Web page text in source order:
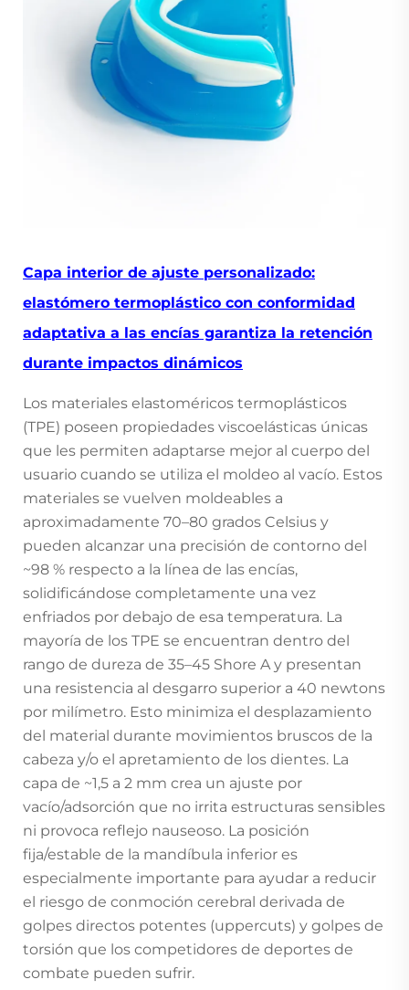
Capa interior de ajuste personalizado:
elastómero termoplástico con conformidad
adaptativa a las encías garantiza la retención
durante impactos dinámicos
Los materiales elastoméricos termoplásticos
(TPE) poseen propiedades viscoelásticas únicas
que les permiten adaptarse mejor al cuerpo del
usuario cuando se utiliza el moldeo al vacío. Estos
materiales se vuelven moldeables a
aproximadamente 70–80 grados Celsius y
pueden alcanzar una precisión de contorno del
~98 % respecto a la línea de las encías,
solidificándose completamente una vez
enfriados por debajo de esa temperatura. La
mayoría de los TPE se encuentran dentro del
rango de dureza de 35–45 Shore A y presentan
una resistencia al desgarro superior a 40 newtons
por milímetro. Esto minimiza el desplazamiento
del material durante movimientos bruscos de la
cabeza y/o el apretamiento de los dientes. La
capa de ~1,5 a 2 mm crea un ajuste por
vacío/adsorción que no irrita estructuras sensibles
ni provoca reflejo nauseoso. La posición
fija/estable de la mandíbula inferior es
especialmente importante para ayudar a reducir
el riesgo de conmoción cerebral derivada de
golpes directos potentes (uppercuts) y golpes de
torsión que los competidores de deportes de
combate pueden sufrir.